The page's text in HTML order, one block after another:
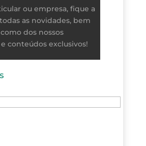
ou empresa, fique a
as novidades, bem
como dos nossos
conteúdos exclusivos!